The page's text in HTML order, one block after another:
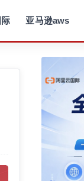
亚马逊aws